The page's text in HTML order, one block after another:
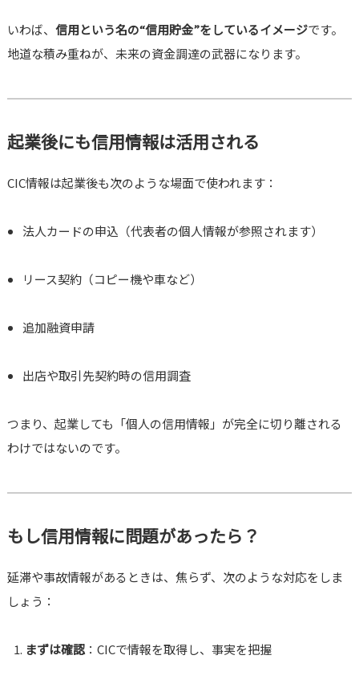
いわば、 信用という名の“信用貯金”をしているイメージです。
地道な積み重ねが、未来の資金調達の武器になります。
起業後にも信用情報は活用される
CIC情報は起業後も次のような場面で使われます：
法人カードの申込（代表者の個人情報が参照されます）
リース契約（コピー機や車など）
追加融資申請
出店や取引先契約時の信用調査
つまり、起業しても「個人の信用情報」が完全に切り離される
わけではないのです。
もし信用情報に問題があったら？
延滞や事故情報があるときは、焦らず、次のような対応をしま
しょう：
まずは確認：CICで情報を取得し、事実を把握